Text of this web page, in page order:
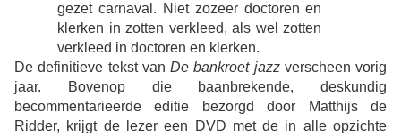
gezet carnaval. Niet zozeer doctoren en
klerken in zotten verkleed, als wel zotten
verkleed in doctoren en klerken.
De definitieve tekst van De bankroet jazzverscheen vorig
jaar. Bovenop die baanbrekende, deskundig
becommentarieerde editie bezorgd door Matthijs de
Ridder, krijgt de lezer een DVD met de in alle opzichte